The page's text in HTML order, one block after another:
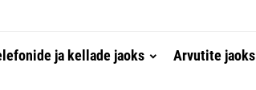
ja kellade jaoks Arvutite jaoks